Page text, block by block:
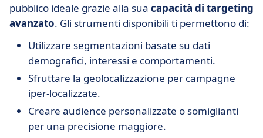
pubblico ideale grazie alla sua capacità di targeting
avanzato. Gli strumenti disponibili ti permettono di:
Utilizzare segmentazioni basate su dati
demografici, interessi e comportamenti.
Sfruttare la geolocalizzazione per campagne
iper-localizzate.
Creare audience personalizzate o somiglianti
per una precisione maggiore.